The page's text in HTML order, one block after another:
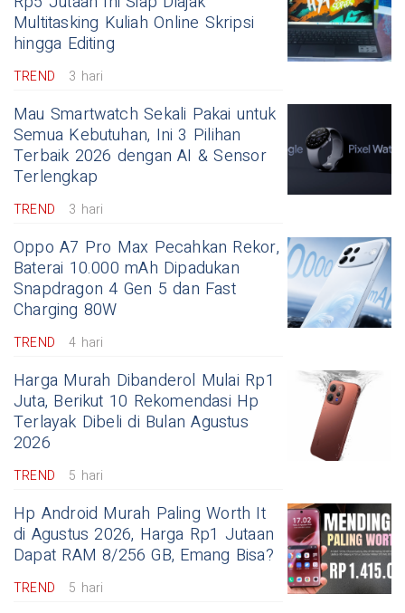
Multitasking Kuliah Online Skripsi
hingga Editing
TREND 3 hari
Mau Smartwatch Sekali Pakai untuk
Semua Kebutuhan, Ini 3 Pilihan
Terbaik 2026 dengan AI & Sensor
Terlengkap
TREND 3 hari
Oppo A7 Pro Max Pecahkan Rekor,
Baterai 10.000 mAh Dipadukan
Snapdragon 4 Gen 5 dan Fast
Charging 80W
TREND 4 hari
Harga Murah Dibanderol Mulai Rp1
Juta, Berikut 10 Rekomendasi Hp
Terlayak Dibeli di Bulan Agustus
2026
TREND 5 hari
Hp Android Murah Paling Worth It
di Agustus 2026, Harga Rp1 Jutaan
Dapat RAM 8/256 GB, Emang Bisa?
TREND 5 hari